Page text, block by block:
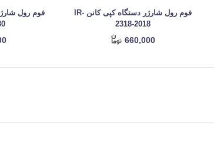
فوم رول شارژر دستگاه کپی کانن IR-
2318-2018
660,000